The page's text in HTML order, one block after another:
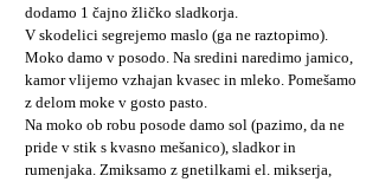
dodamo 1 čajno žličko sladkorja.
V skodelici segrejemo maslo (ga ne raztopimo).
Moko damo v posodo. Na sredini naredimo jamico,
kamor vlijemo vzhajan kvasec in mleko. Pomešamo
z delom moke v gosto pasto.
Na moko ob robu posode damo sol (pazimo, da ne
pride v stik s kvasno mešanico), sladkor in
rumenjaka. Zmiksamo z gnetilkami el. mikserja,